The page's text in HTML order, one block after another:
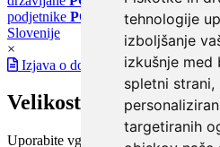
tehnologije
izboljšanje
izkušnje med
spletni
targetiranih
podjetnike PORTAL OPSI Državni
Slovenije
×
Izjava o dostopnosti
Velikost pisave
Uporabite vgrajeno funkcijo